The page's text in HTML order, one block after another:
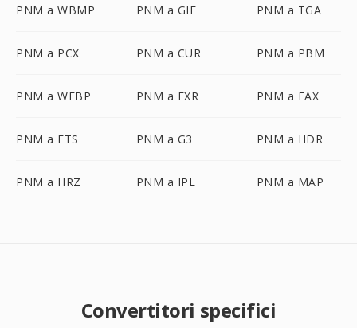
PNM a WBMP PNM a GIF PNM a TGA
PNM a PCX PNM a CUR PNM a PBM
PNM a WEBP PNM a EXR PNM a FAX
PNM a FTS PNM a G3 PNM a HDR
PNM a HRZ PNM a IPL PNM a MAP
Convertitori specifici